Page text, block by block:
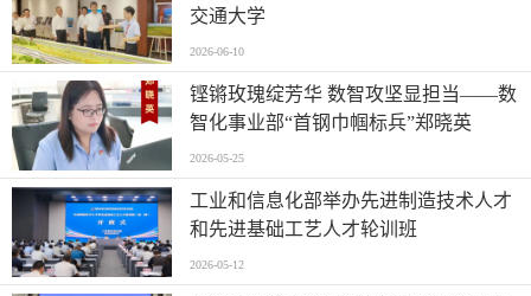
交通大学
2026-06-10
铿锵玫瑰绽芳华 数智攻坚显担当——数
智化事业部“首钢巾帼标兵”郑晓英
2026-05-25
工业和信息化部举办先进制造技术人才
和先进基础工艺人才轮训班
2026-05-12